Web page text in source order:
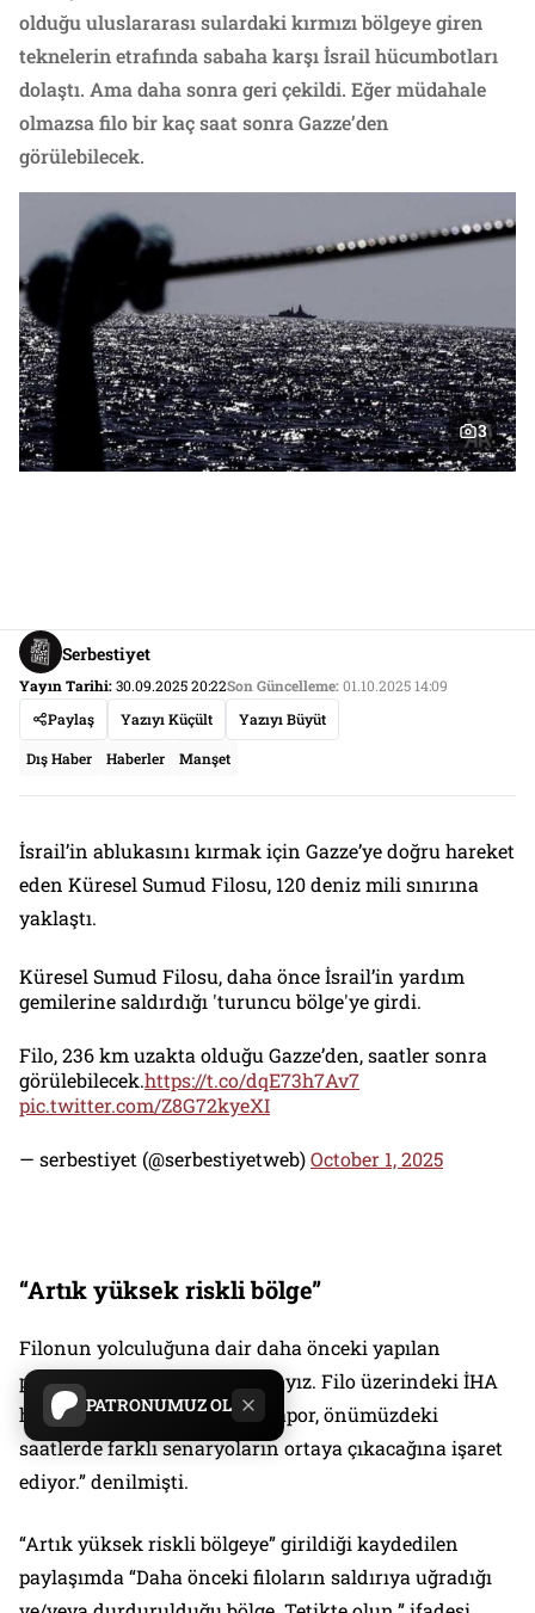
PATRONUMUZ OL
olduğu uluslararası sulardaki kırmızı bölgeye giren
teknelerin etrafında sabaha karşı İsrail hücumbotları
dolaştı. Ama daha sonra geri çekildi. Eğer müdahale
olmazsa filo bir kaç saat sonra Gazze’den
görülebilecek.
3
Serbestiyet
Yayın Tarihi:30.09.2025 20:22Son Güncelleme:01.10.2025 14:09
Paylaş
Yazıyı Küçült Yazıyı Büyüt
Dış Haber Haberler Manşet
İsrail’in ablukasını kırmak için Gazze’ye doğru hareket
eden Küresel Sumud Filosu, 120 deniz mili sınırına
yaklaştı.
Küresel Sumud Filosu, daha önce İsrail’in yardım
gemilerine saldırdığı 'turuncu bölge'ye girdi.
Filo, 236 km uzakta olduğu Gazze’den, saatler sonra
görülebilecek.https://t.co/dqE73h7Av7
pic.twitter.com/Z8G72kyeXI
— serbestiyet (@serbestiyetweb)October 1, 2025
“Artık yüksek riskli bölge”
Filonun yolculuğuna dair daha önceki yapılan
paylaşımda “
Yüksek alarmdayız. Filo üzerindeki İHA
hareketliliği artıyor. Birkaç rapor, önümüzdeki
saatlerde farklı senaryoların ortaya çıkacağına işaret
ediyor.”denilmişti.
“Artık yüksek riskli bölgeye” girildiği kaydedilen
paylaşımda “Daha önceki filoların saldırıya uğradığı